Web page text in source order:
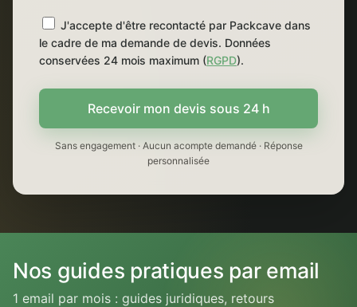
J'accepte d'être recontacté par Packcave dans
le cadre de ma demande de devis. Données
conservées 24 mois maximum (RGPD).
Recevoir mon devis sous 24 h
Sans engagement · Aucun acompte demandé · Réponse
personnalisée
Nos guides pratiques par email
1 email par mois : guides juridiques, retours